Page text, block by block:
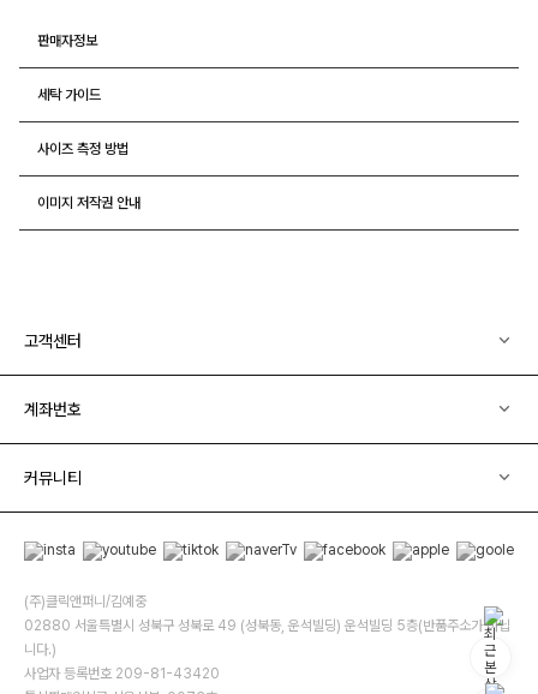
판매자정보
세탁 가이드
사이즈 측정 방법
이미지 저작권 안내
고객센터
계좌번호
커뮤니티
(주)클릭앤퍼니/김예중
02880 서울특별시 성북구 성북로 49 (성북동, 운석빌딩) 운석빌딩 5층(반품주소가 아닙
니다.)
사업자 등록번호 209-81-43420